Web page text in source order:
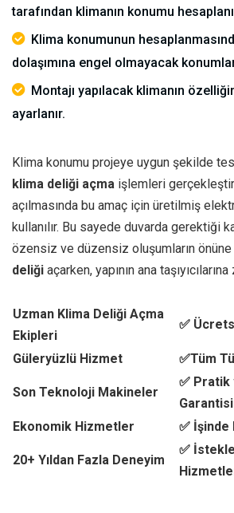
tarafından klimanın konumu
Klima konumunun
dolaşımına engel olmayacak
Montajı yapılacak klimanın
ayarlanır.
Klima konumu projeye uygun şekilde
klima deliği açma işlemleri
açılmasında bu amaç için üretilmiş
kullanılır. Bu sayede duvarda gerektiği
özensiz ve düzensiz oluşumların
deliği açarken, yapının ana
Uzman Klima Deliği Açma
Ekipleri
✅
Güleryüzlü Hizmet ✅Tüm
Son Teknoloji Makineler
✅ Pratik
Garantisi
Ekonomik Hizmetler
✅ İşinde
20+ Yıldan Fazla Deneyim
✅